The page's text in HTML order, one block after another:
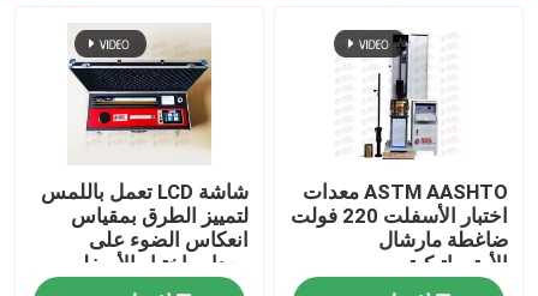
ASTM AASHTO معدات
اختبار الأسفلت 220 فولت
ضاغطة مارشال
الأوتوماتيكية
شاشة LCD تعمل باللمس
لتمييز الطرق بمقياس
انعكاس الضوء على
معدات اختبار الأسفلت